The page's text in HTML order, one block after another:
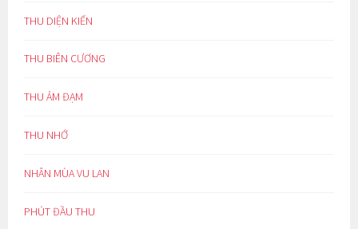
THU DIỆN KIẾN
THU BIÊN CƯƠNG
THU ẢM ĐẠM
THU NHỚ
NHÂN MÙA VU LAN
PHÚT ĐẦU THU